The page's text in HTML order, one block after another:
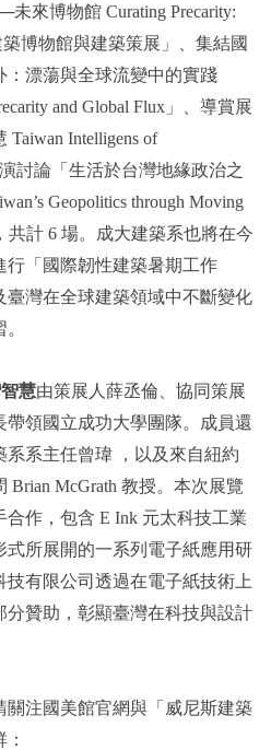
未來博物館 Curating Precarity:
築博物館與建築策展」、集結國
：漂蕩與全球流變中的實踐
and Global Flux」、導賞展
Intelligens of
討論「生活於台灣地緣政治之
Geopolitics through Moving
共計 6 場。成大建築系也將在今
行「國際韌性建築暑期工作
灣在全球建築領域中不斷變化
慧由策展人薛丞倫、協同策展
帶領國立成功大學團隊。成員還
系主任曾瑋 ，以及來自紐約
McGrath 教授。本次展覽
作，包含 E Ink 元太科技工業
式所展開的一系列電子紙應用研
有限公司透過在電子紙技術上
分贊助，彰顯臺灣在科技與設計
注國美館官網與「威尼斯建築